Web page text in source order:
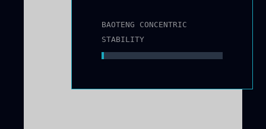
BAOTENG CONCENTRIC
STABILITY